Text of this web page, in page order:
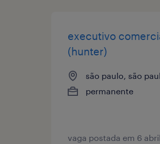
executivo
(hunter)
são paulo, são
permanente
vaga postada em 6